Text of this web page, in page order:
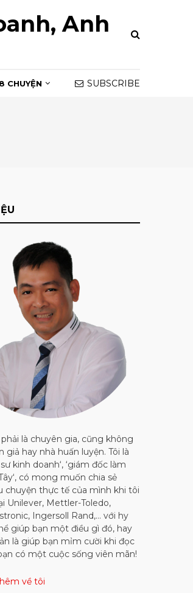
Anh
8 CHUYỆN SUBSCRIBE
là chuyên gia, cũng không
giả hay nhà huấn luyện. Tôi là
kinh doanh‘, ‘giám đốc làm
có mong muốn chia sẻ
chuyện thực tế của mình khi tôi
Unilever, Mettler-Toledo,
Ingersoll Rand,… với hy
giúp bạn một điều gì đó, hay
là giúp bạn mỉm cười khi đọc
có một cuộc sống viên mãn!
về tôi